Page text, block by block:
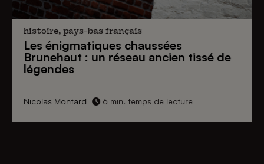
histoire, pays-bas français
Les énigmatiques chaussées
Brunehaut : un réseau ancien tissé de
légendes
Nicolas Montard 6 min. temps de lecture